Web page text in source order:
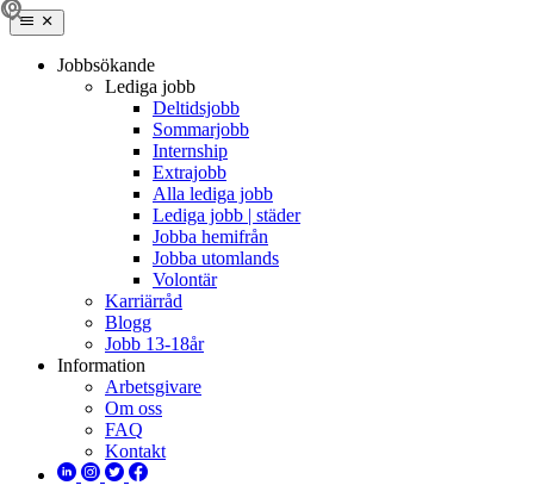
Jobbsökande
Lediga jobb
Deltidsjobb
Sommarjobb
Internship
Extrajobb
Alla lediga jobb
Lediga jobb | städer
Jobba hemifrån
Jobba utomlands
Volontär
Karriärråd
Blogg
Jobb 13-18år
Information
Arbetsgivare
Om oss
FAQ
Kontakt